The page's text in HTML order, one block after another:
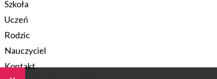
Szkoła
Uczeń
Rodzic
Nauczyciel
Kontakt